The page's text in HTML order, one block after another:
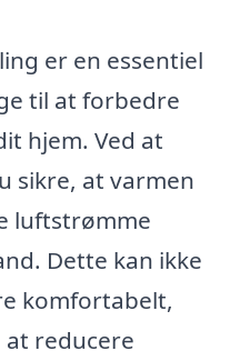
er en essentiel
til at forbedre
hjem. Ved at
sikre, at varmen
luftstrømme
Dette kan ikke
komfortabelt,
reducere